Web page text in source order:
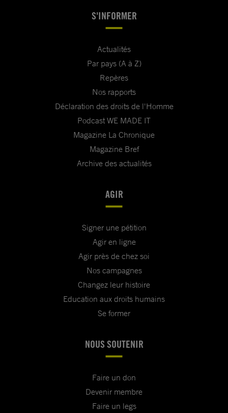
S'INFORMER
Actualités
Par pays (A à Z)
Repères
Nos rapports
Déclaration des droits de l'Homme
Podcast WE MADE IT
Magazine La Chronique
Magazine Bref
Archive des actualités
AGIR
Signer une pétition
Agir en ligne
Agir près de chez soi
Nos campagnes
Changez leur histoire
Education aux droits humains
Se former
NOUS SOUTENIR
Faire un don
Devenir membre
Faire un legs